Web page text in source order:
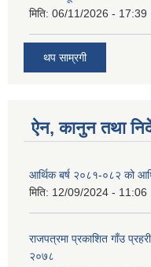
मिति: 06/11/2026 - 17:39
थप साम्रगी
ऐन, कानुन तथा
आर्थिक बर्ष २०८१-०८२ को
मिति: 12/09/2024 - 11:06
राजपत्रमा प्रकाशित गाँउ
२०७८